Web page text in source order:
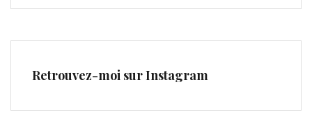
Retrouvez-moi sur Instagram